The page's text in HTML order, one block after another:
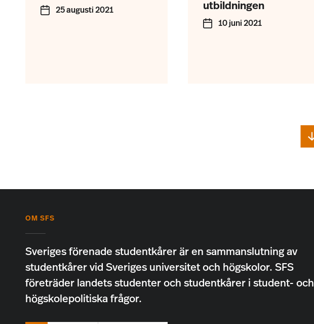
25 augusti 2021
utbildningen
10 juni 2021
OM SFS
Sveriges förenade studentkårer är en sammanslutning av
studentkårer vid Sveriges universitet och högskolor. SFS
företräder landets studenter och studentkårer i student- och
högskolepolitiska frågor.